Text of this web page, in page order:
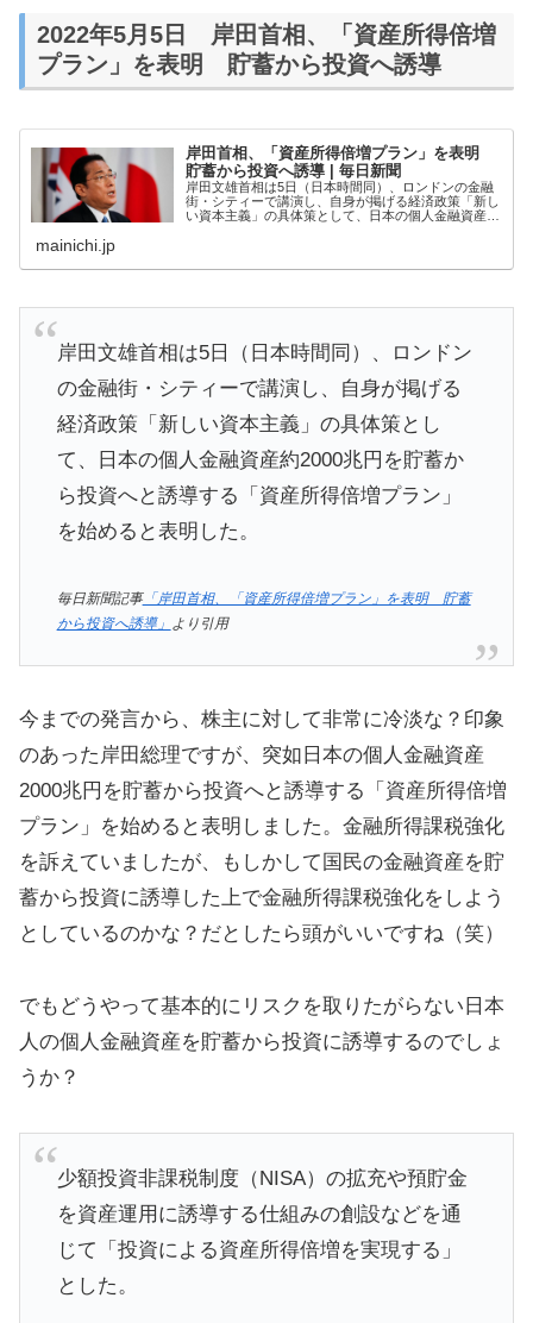
2022年5月5日 岸田首相、「資産所得倍増
プラン」を表明 貯蓄から投資へ誘導
岸田首相、「資産所得倍増プラン」を表明
貯蓄から投資へ誘導 | 毎日新聞
岸田文雄首相は5日（日本時間同）、ロンドンの金融
街・シティーで講演し、自身が掲げる経済政策「新し
い資本主義」の具体策として、日本の個人金融資産約
mainichi.jp
岸田文雄首相は5日（日本時間同）、ロンドン
の金融街・シティーで講演し、自身が掲げる
経済政策「新しい資本主義」の具体策とし
て、日本の個人金融資産約2000兆円を貯蓄か
ら投資へと誘導する「資産所得倍増プラン」
を始めると表明した。
毎日新聞記事「岸田首相、「資産所得倍増プラン」を表明 貯蓄
から投資へ誘導」 より引用
今までの発言から、株主に対して非常に冷淡な？印象
のあった岸田総理ですが、突如日本の個人金融資産
2000兆円を貯蓄から投資へと誘導する「資産所得倍増
プラン」を始めると表明しました。金融所得課税強化
を訴えていましたが、もしかして国民の金融資産を貯
蓄から投資に誘導した上で金融所得課税強化をしよう
としているのかな？だとしたら頭がいいですね（笑）
でもどうやって基本的にリスクを取りたがらない日本
人の個人金融資産を貯蓄から投資に誘導するのでしょ
うか？
少額投資非課税制度（NISA）の拡充や預貯金
を資産運用に誘導する仕組みの創設などを通
じて「投資による資産所得倍増を実現する」
とした。